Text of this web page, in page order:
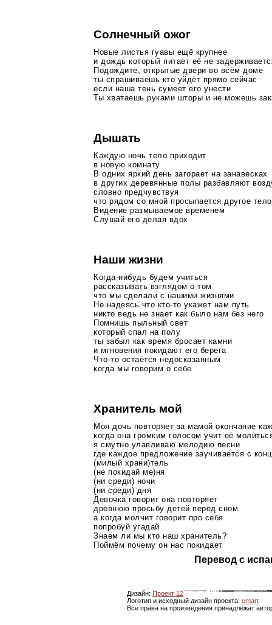
Солнечный ожог
Новые листья гуавы ещё крупнее
и дождь который питает её не
Подождите, открытые двери во всём доме
ты спрашиваешь кто уйдёт прямо сейчас
если наша тень сумеет его унести
Ты хватаешь руками шторы и не можешь
Дышать
Каждую ночь тело приходит
в новую комнату
В одних яркий день загорает на занавесках
в других деревянные полы разбавляют
словно предчувствуя
что рядом со мной просыпается другое тело
Видение размываемое временем
Слушай его делая вдох
Наши жизни
Когда-нибудь будем учиться
рассказывать взглядом о том
что мы сделали с нашими жизнями
Не надеясь что кто-то укажет нам путь
никто ведь не знает как было нам без него
Помнишь пыльный свет
который спал на полу
ты забыл как время бросает камни
и мгновения покидают его берега
Что-то остаётся недосказанным
когда мы говорим о себе
Хранитель мой
Моя дочь повторяет за мамой окончание
когда она громким голосом учит её
я смутно улавливаю мелодию песни
где каждое предложение заучивается с
(милый храни)тель
(не покидай ме)ня
(ни среди) ночи
(ни среди) дня
Девочка говорит она повторяет
древнюю просьбу детей перед сном
а когда молчит говорит про себя
попробуй угадай
Знаем ли мы кто наш хранитель?
Поймём почему он нас покидает
Перевод с
Дизайн: Проект 12
Логотип и исходный дизайн проекта:cmart
Все права на произведения принадлежат